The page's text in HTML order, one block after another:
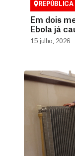
Em dois
Ebola já
15 julho, 2026